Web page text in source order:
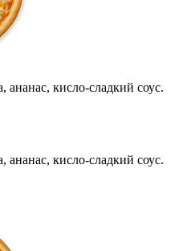
кисло-сладкий соус.
кисло-сладкий соус.